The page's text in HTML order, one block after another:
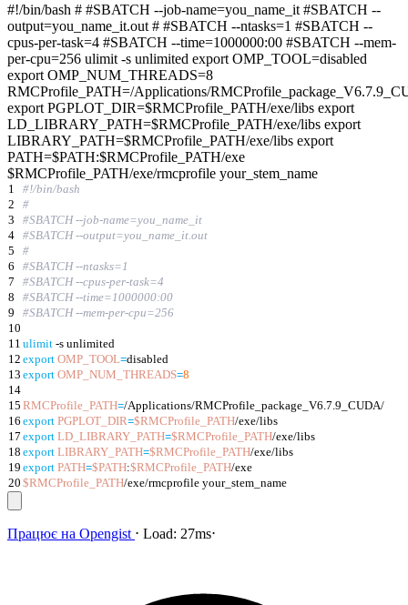
#!/bin/bash # #SBATCH --job-name=you_name_it #SBATCH --
output=you_name_it.out # #SBATCH --ntasks=1 #SBATCH --
cpus-per-task=4 #SBATCH --time=1000000:00 #SBATCH --mem-
per-cpu=256 ulimit -s unlimited export OMP_TOOL=disabled
export OMP_NUM_THREADS=8
RMCProfile_PATH=/Applications/
export PGPLOT_DIR=$RMCProfile_PATH/exe/libs export
LD_LIBRARY_PATH=$RMCProfile_PATH/exe/libs export
LIBRARY_PATH=$RMCProfile_PATH/exe/libs export
PATH=$PATH:$RMCProfile_PATH/exe
$RMCProfile_PATH/exe/rmcprofile your_stem_name
1
#!/bin/bash
2
#
3
#SBATCH --job-name=you_name_it
4
#SBATCH --output=you_name_it.out
5
#
6
#SBATCH --ntasks=1
7
#SBATCH --cpus-per-task=4
8
#SBATCH --time=1000000:00
9
#SBATCH --mem-per-cpu=256
10
11 ulimit -s unlimited
12 export OMP_TOOL=disabled
13 export OMP_NUM_THREADS=8
14
15 RMCProfile_PATH=/Applications/RMCProfile_package_V6.7.9_CUDA/
16 export PGPLOT_DIR=$RMCProfile_PATH/exe/libs
17 export LD_LIBRARY_PATH=$RMCProfile_PATH/exe/libs
18 export LIBRARY_PATH=$RMCProfile_PATH/exe/libs
19 export PATH=$PATH:$RMCProfile_PATH/exe
20 $RMCProfile_PATH/exe/rmcprofile your_stem_name
Працює на Opengist ⋅ Load: 27ms⋅